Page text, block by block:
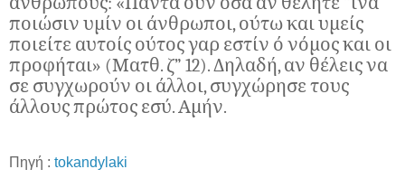
ποιώσιν υμίν οι άνθρωποι, ούτω και υμείς
ποιείτε αυτοίς ούτος γαρ εστίν ό νόμος και οι
προφήται» (Ματθ. ζ” 12). Δηλαδή, αν θέλεις να
σε συγχωρούν οι άλλοι, συγχώρησε τους
άλλους πρώτος εσύ. Αμήν.
Πηγή : tokandylaki